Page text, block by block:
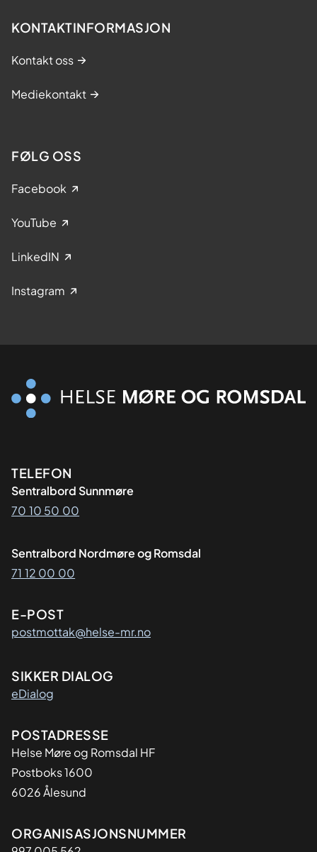
KONTAKTINFORMASJON
Kontakt oss
Mediekontakt
FØLG OSS
Facebook
YouTube
LinkedIN
Instagram
Kontaktinformasjon
TELEFON
Sentralbord Sunnmøre
70 10 50 00
Sentralbord Nordmøre og Romsdal
71 12 00 00
E-POST
postmottak@helse-mr.no
SIKKER DIALOG
eDialog
Adresse
POSTADRESSE
Helse Møre og Romsdal HF
Postboks 1600
6026 Ålesund
Organisasjon
ORGANISASJONSNUMMER